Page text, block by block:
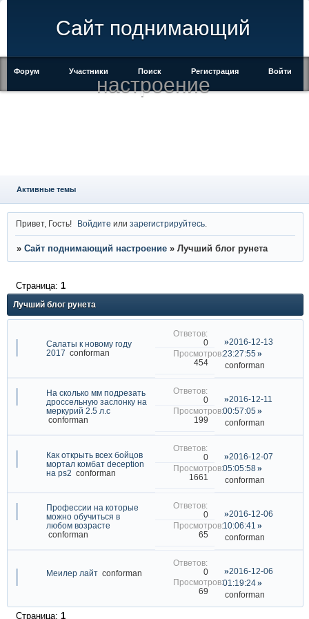
Сайт поднимающий
настроение
Форум Участники Поиск Регистрация Войти
Активные темы
Привет, Гость! Войдите илизарегистрируйтесь
» Сайт поднимающий настроение » Лучший блог рунета
Лучший блог рунета
Страница: 1
Салаты к новому году
2017 conforman
0
454
2016-12-13
23:27:55
conforman
На сколько мм подрезать
дроссельную заслонку на
меркурий 2.5 л.с
conforman
0
199
2016-12-11
00:57:05
conforman
Как открыть всех бойцов
мортал комбат deception
на ps2 conforman
0
1661
2016-12-07
05:05:58
conforman
Профессии на которые
можно обучиться в
любом возрасте
conforman
0
65
2016-12-06
10:06:41
conforman
Меилер лайт conforman 0
69
2016-12-06
01:19:24
conforman
Страница: 1